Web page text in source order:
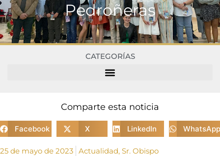
Pedroñeras
CATEGORÍAS
Comparte esta noticia
Facebook X LinkedIn WhatsApp
25 de mayo de 2023 Actualidad, Sr. Obispo